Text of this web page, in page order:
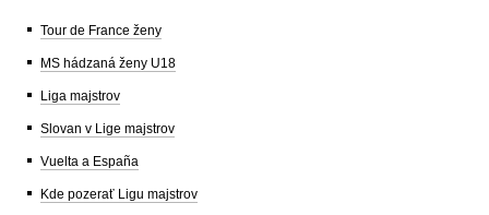
Tour de France ženy
MS hádzaná ženy U18
Liga majstrov
Slovan v Lige majstrov
Vuelta a España
Kde pozerať Ligu majstrov